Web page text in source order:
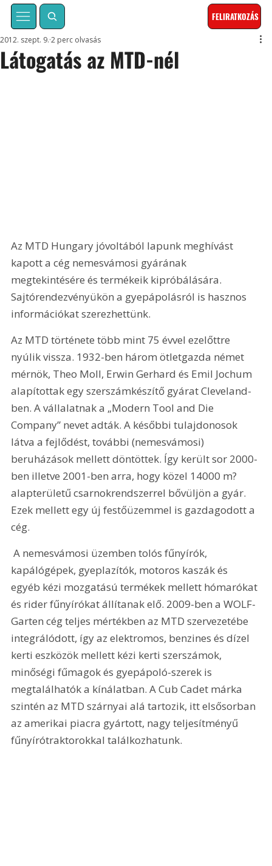
FELIRATKOZÁS
Látogatás az MTD-nél
2012. szept. 9. 2 perc olvasás
Az MTD Hungary jóvoltából lapunk meghívást
kapott a cég nemesvámosi gyárának
megtekintésére és termékeik kipróbálására.
Sajtórendezvényükön a gyepápolásról is hasznos
információkat szerezhettünk.
Az MTD története több mint 75 évvel ezelőttre
nyúlik vissza. 1932-ben három ötletgazda német
mérnök, Theo Moll, Erwin Gerhard és Emil Jochum
alapítottak egy szerszámkészítő gyárat Cleveland-
ben. A vállalatnak a „Modern Tool and Die
Company” nevet adták. A későbbi tulajdonosok
látva a fejlődést, további (nemesvámosi)
beruházások mellett döntöttek. Így került sor 2000-
ben illetve 2001-ben arra, hogy közel 14000 m?
alapterületű csarnokrendszerrel bővüljön a gyár.
Ezek mellett egy új festőüzemmel is gazdagodott a
cég.
A nemesvámosi üzemben tolós fűnyírók,
kapálógépek, gyeplazítók, motoros kaszák és
egyéb kézi mozgatású termékek mellett hómarókat
és rider fűnyírókat állítanak elő. 2009-ben a WOLF-
Garten cég teljes mértékben az MTD szervezetébe
integrálódott, így az elektromos, benzines és dízel
kerti eszközök mellett kézi kerti szerszámok,
minőségi fűmagok és gyepápoló-szerek is
megtalálhatók a kínálatban. A Cub Cadet márka
szintén az MTD szárnyai alá tartozik, itt elsősorban
az amerikai piacra gyártott, nagy teljesítményű
fűnyírótraktorokkal találkozhatunk.